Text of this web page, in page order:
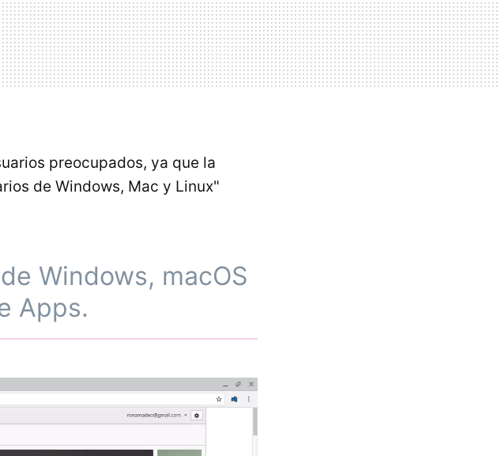
preocupados, ya que la
de Windows, Mac y Linux"
Windows, macOS
Apps.